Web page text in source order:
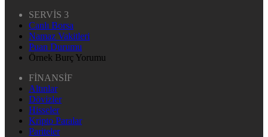
SERVİS 3
Canlı Borsa
Namaz Vakitleri
Puan Durumu
Örnek Burç Yorumu
FİNANSİF
Altınlar
Dövizler
Hisseler
Kripto Paralar
Pariteler